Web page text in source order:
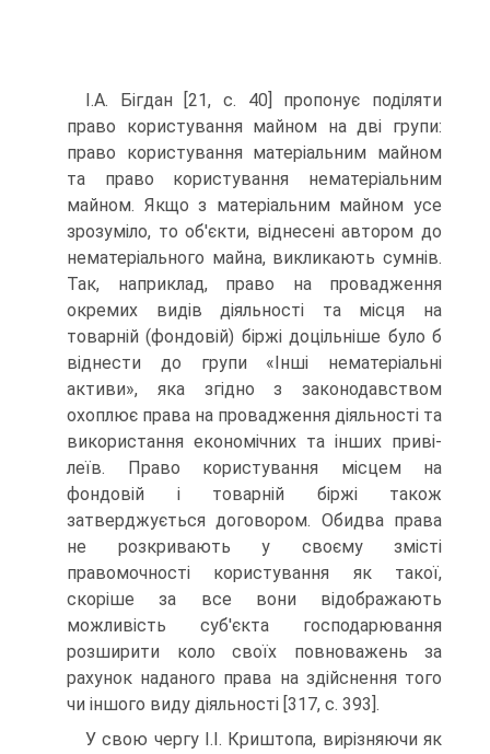
І.А. Бігдан [21, с. 40] пропонує поділяти
право ко­ристування майном на дві групи:
право користування матеріальним майном
та право користування немате­ріальним
майном. Якщо з матеріальним майном усе
зрозуміло, то об'єкти, віднесені автором до
нематері­ального майна, викликають сумнів.
Так, наприклад, право на провадження
окремих видів діяльності та міс­ця на
товарній (фондовій) біржі доцільніше було б
від­нести до групи «Інші нематеріальні
активи», яка згідно з законодавством
охоплює права на провадження ді­яльності та
використання економічних та інших приві­
леїв. Право користування місцем на
фондовій і товар­ній біржі також
затверджується договором. Обидва права
не розкривають у своєму змісті
правомочності користування як такої,
скоріше за все вони відобража­ють
можливість суб'єкта господарювання
розширити коло своїх повноважень за
рахунок наданого права на здійснення того
чи іншого виду діяльності [317, с. 393].
У свою чергу І.І. Криштопа, вирізняючи як